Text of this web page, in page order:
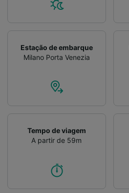
Estação de embarque
Milano Porta Venezia
Tempo de viagem
A partir de 59m